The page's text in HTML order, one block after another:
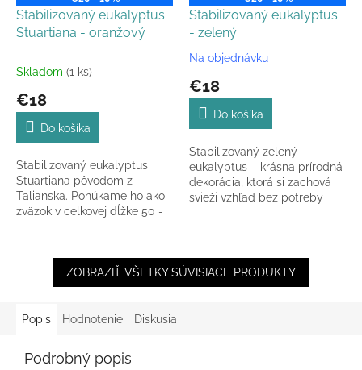
Stabilizovaný eukalyptus
Stuartiana - oranžový
Skladom (1 ks)
€18
Do košíka
Stabilizovaný eukalyptus
Stuartiana pôvodom z
Talianska. Ponúkame ho ako
zväzok v celkovej dĺžke 50 -
Stabilizovaný eukalyptus
- zelený
Priemerné
produktu
5,0
5
hviezdičiek.
Na objednávku
€18
Do košíka
Stabilizovaný zelený
eukalyptus – krásna prírodná
dekorácia, ktorá si zachová
svieži vzhľad bez potreby
ZOBRAZIŤ VŠETKY SÚVISIACE PRODUKTY
Popis Hodnotenie Diskusia
Podrobný popis